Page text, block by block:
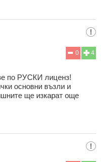
4
0
по РУСКИ лиценз!
основни възли и
ще изкарат още